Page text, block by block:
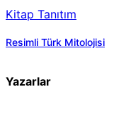
Kitap Tanıtım
Resimli Türk Mitolojisi
Yazarlar